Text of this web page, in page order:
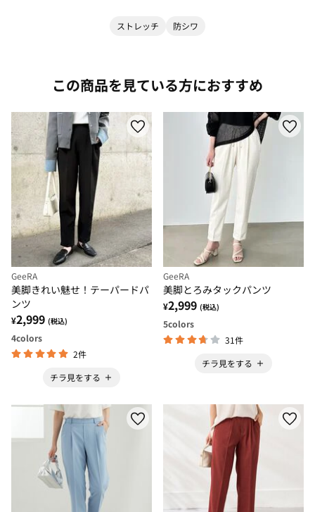
ストレッチ 防シワ
この商品を見ている方におすすめ
GeeRA
美脚きれい魅せ！テーパードパ
ンツ
¥2,999 (税込)
4colors
2件
チラ見をする
GeeRA
美脚とろみタックパンツ
¥2,999 (税込)
5colors
31件
チラ見をする